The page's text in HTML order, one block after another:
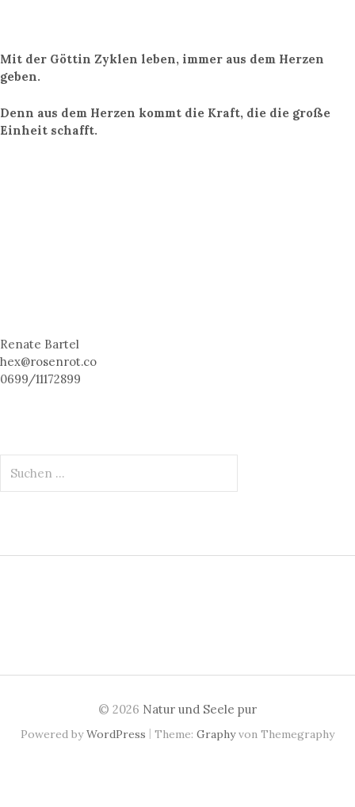
Mit der Göttin Zyklen leben, immer aus dem Herzen
geben.
Denn aus dem Herzen kommt die Kraft, die die große
Einheit schafft.
Renate Bartel
hex@rosenrot.co
0699/11172899
© 2026 Natur und Seele pur
Powered byWordPress | Theme: Graphyvon Themegraphy